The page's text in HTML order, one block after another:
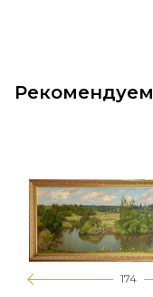
Рекомендуем
174